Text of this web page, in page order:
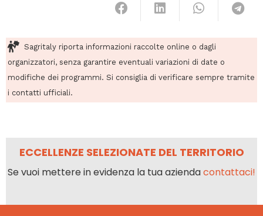
Sagritaly riporta informazioni raccolte online o dagli
organizzatori, senza garantire eventuali variazioni di date o
modifiche dei programmi. Si consiglia di verificare sempre tramite
i contatti ufficiali.
ECCELLENZE SELEZIONATE DEL TERRITORIO
Se vuoi mettere in evidenza la tua aziendacontattaci!